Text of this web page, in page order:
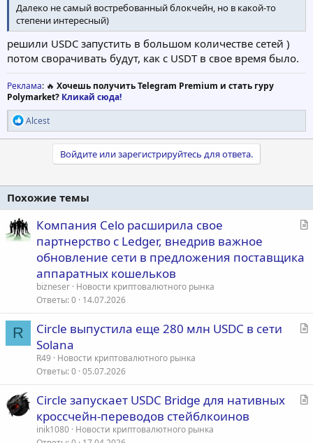
Далеко не самый востребованный блокчейн, но в какой-то
степени интересный)
решили USDC запустить в большом количестве сетей )
потом сворачивать будут, как с USDT в свое время было.
Реклама: 🔥 Хочешь получить Telegram Premium и стать гуру
Polymarket? Кликай сюда!
Р
е
а
и
:
Alcest
Войдите или зарегистрируйтесь для ответа.
Похожие темы
С
Компания Celo расширила свое
партнерство с Ledger, внедрив важное
обновление сети в предложения поставщика
аппаратных кошельков
bizneser Новости криптовалютного рынка
Ответы 0 14.07.2026
R
С
я
Circle выпустила еще 280 млн USDC в сети
Solana
R49
Новости криптовалютного рынка
Ответы 0 05.07.2026
С
Circle запускает USDC Bridge для нативных
кроссчейн-переводов стейблкоинов
inik1080 Новости криптовалютного рынка